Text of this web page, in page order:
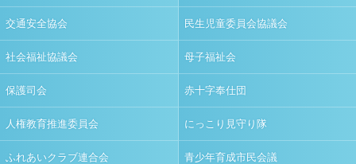
交通安全協会 民生児童委員会協議会
社会福祉協議会 母子福祉会
保護司会 赤十字奉仕団
人権教育推進委員会 にっこり見守り隊
ふれあいクラブ連合会 青少年育成市民会議